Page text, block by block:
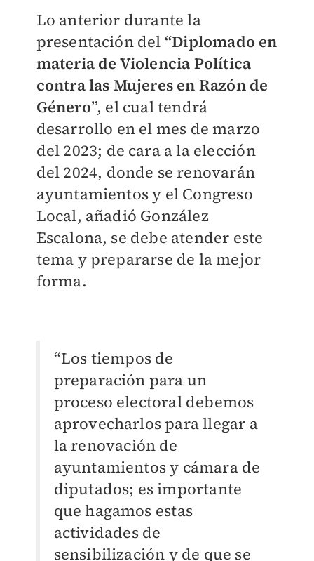
Lo anterior durante la
presentación del “Diplomado en
materia de Violencia Política
contra las Mujeres en Razón de
Género”, el cual tendrá
desarrollo en el mes de marzo
del 2023; de cara a la elección
del 2024, donde se renovarán
ayuntamientos y el Congreso
Local, añadió González
Escalona, se debe atender este
tema y prepararse de la mejor
forma.
“Los tiempos de
preparación para un
proceso electoral debemos
aprovecharlos para llegar a
la renovación de
ayuntamientos y cámara de
diputados; es importante
que hagamos estas
actividades de
sensibilización y de que se